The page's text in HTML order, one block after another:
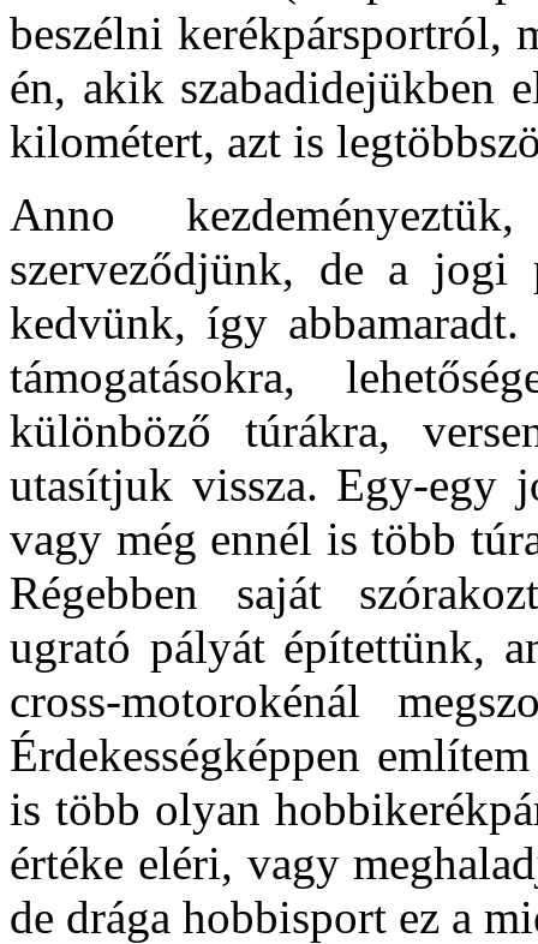
beszélni kerékpá­rsportról,
én, akik szabadidejükben
kilométert, azt is
Anno
szerveződjünk, de a jogi
kedvünk, így
támogatásokra,
különböző túrákra,
utasítjuk vissza. Egy-egy
vagy még ennél is több
Régebben saját
ugrató pályát építettünk,
cross-motorokénál
Érdekességképpen
is több olyan
értéke eléri, vagy
de drága hobbisport ez a